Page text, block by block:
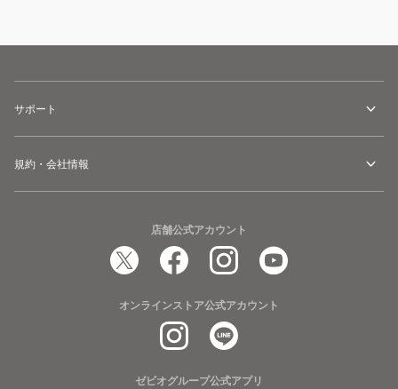
サポート
規約・会社情報
店舗公式アカウント
オンラインストア公式アカウント
ゼビオグループ公式アプリ